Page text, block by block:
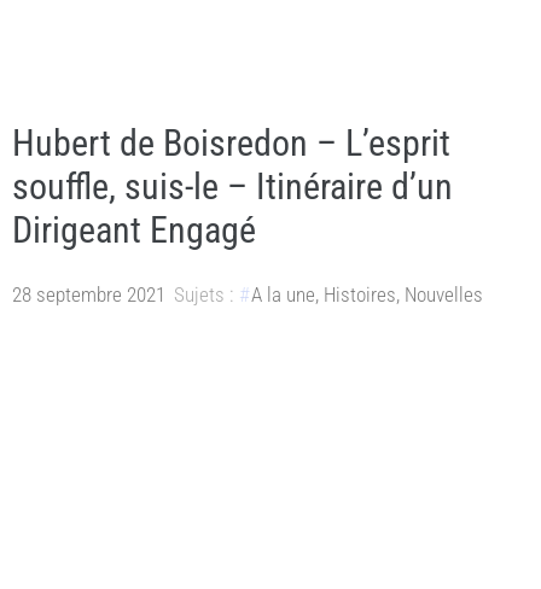
Hubert de Boisredon – L’esprit
souffle, suis-le – Itinéraire d’un
Dirigeant Engagé
28 septembre 2021 Sujets : A la une, Histoires, Nouvelles